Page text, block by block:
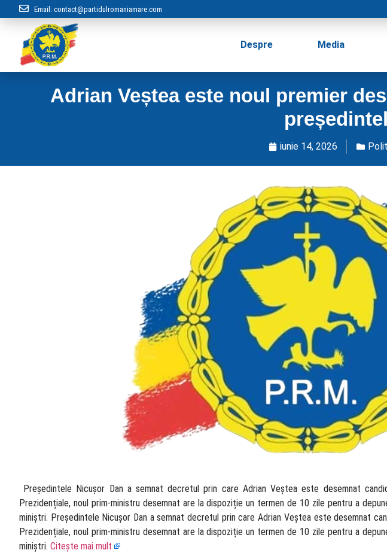
Email: contact@partidulromaniamare.com
Despre Media
Adrian Veștea este noul premier
iunie 14, 2026
Președintele Nicușor Dan a semnat decretul prin care Adrian Veștea este desemnat
Prezidențiale, noul prim-ministru desemnat are la dispoziție un termen de 10 zile pentru a
miniștri. Președintele Nicușor Dan a semnat decretul prin care Adrian Veștea este desemnat
Prezidențiale, noul prim-ministru desemnat are la dispoziție un termen de 10 zile pentru a
miniștri. Citește mai mult